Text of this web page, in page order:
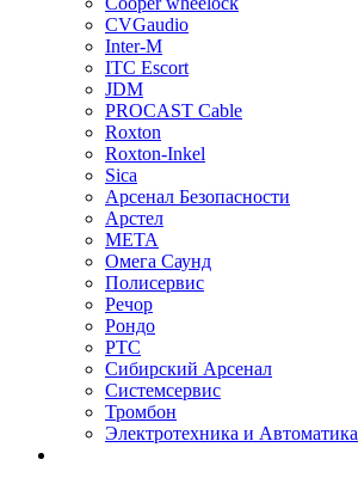
CVGaudio
Inter-M
ITC Escort
JDM
PROCAST Cable
Roxton
Roxton-Inkel
Sica
Арсенал Безопасности
Арстел
МЕТА
Омега Саунд
Полисервис
Речор
Рондо
РТС
Сибирский Арсенал
Системсервис
Тромбон
Электротехника и Автоматика